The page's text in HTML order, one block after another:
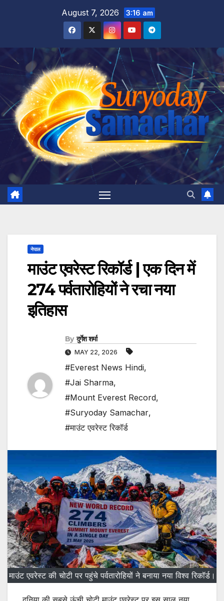
August 7, 2026 3:16 am
नेपाल
माउंट एवरेस्ट रिकॉर्ड | एक दिन में
274 पर्वतारोहियों ने रचा नया
इतिहास
By दुर्गेश शर्मा
MAY 22, 2026
#Everest News Hindi,
#Jai Sharma,
#Mount Everest Record,
#Suryoday Samachar,
#माउंट एवरेस्ट रिकॉर्ड
माउंट एवरेस्ट की चोटी पर पहुंचे पर्वतारोहियों ने बनाया नया विश्व रिकॉर्ड।